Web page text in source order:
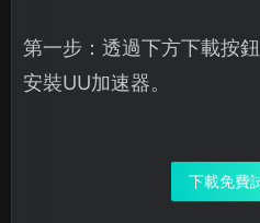
第一步：透過下方下載按
安裝UU加速器。
下載免費